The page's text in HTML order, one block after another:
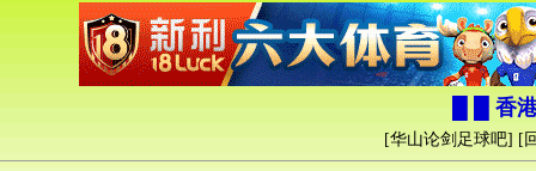
█ █ 香
[华山论剑足球吧] [